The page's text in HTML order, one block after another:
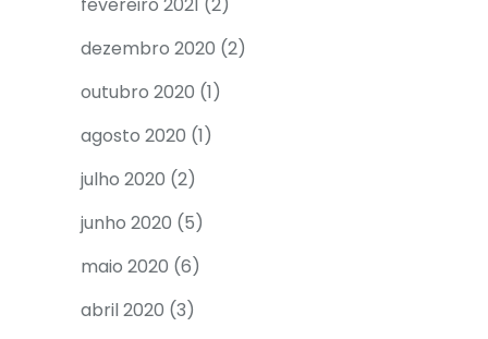
dezembro 2020 (2)
outubro 2020 (1)
agosto 2020 (1)
julho 2020 (2)
junho 2020 (5)
maio 2020 (6)
abril 2020 (3)